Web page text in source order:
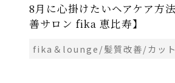
8月に心掛けたいヘアケア方
善サロン fika 恵比寿】
fika＆lounge/髪質改善/カット